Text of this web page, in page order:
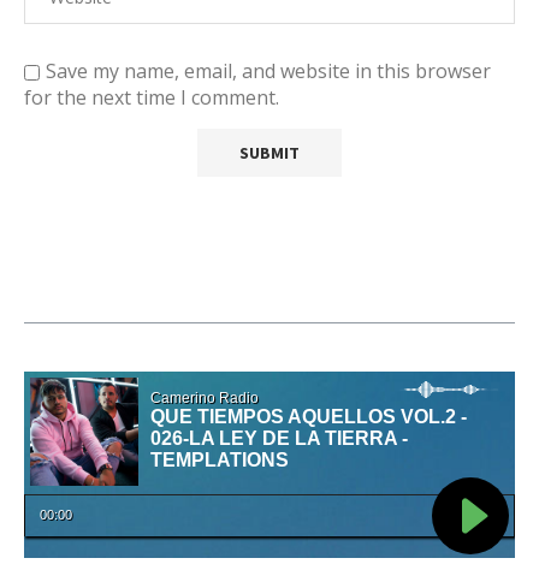
Save my name, email, and website in this browser
for the next time I comment.